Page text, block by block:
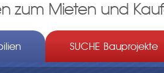
zum Mieten und
SUCHE Bauprojekte